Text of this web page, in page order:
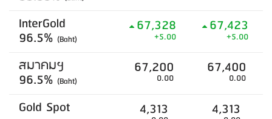
InterGold
96.5% (Baht)
67,328
+5.00
67,423
+5.00
สมาคมฯ
96.5% (Baht)
67,200
0.00
67,400
0.00
Gold Spot 4,313 4,313